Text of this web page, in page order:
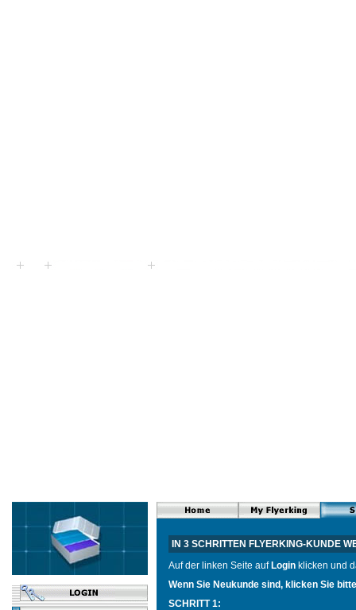
IN 3 SCHRITTEN FLYERKING-KUNDE
Auf der linken Seite auf Login klicken und
Wenn Sie Neukunde sind, klicken Sie
SCHRITT 1: